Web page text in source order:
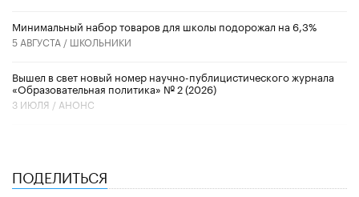
Минимальный набор товаров для школы подорожал на 6,3%
5 АВГУСТА / ШКОЛЬНИКИ
Вышел в свет новый номер научно-публицистического журнала
«Образовательная политика» № 2 (2026)
3 ИЮЛЯ / АНОНС
ПОДЕЛИТЬСЯ